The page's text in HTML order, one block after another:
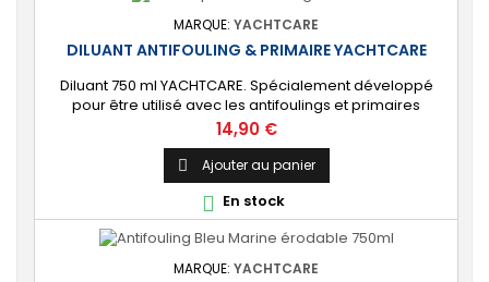
MARQUE: YACHTCARE
DILUANT ANTIFOULING & PRIMAIRE YACHTCARE
Diluant 750 ml YACHTCARE. Spécialement développé
pour être utilisé avec les antifoulings et primaires
antifoulings mono-composants. L'adjonction de ce
diluant permet d'ajuster la viscosité de l’antifouling ou du
primaire.
Prix
14,90 €
 Ajouter au panier
 En stock
MARQUE: YACHTCARE